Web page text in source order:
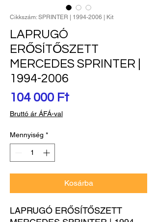
Cikkszám: SPRINTER | 1994-2006 | Kit
LAPRUGÓ
ERŐSÍTŐSZETT
MERCEDES SPRINTER |
1994-2006
104 000 FtÁr
Bruttó ár ÁFÁ-val
Mennyiség *
Kosárba
LAPRUGÓ ERŐSÍTŐSZETT